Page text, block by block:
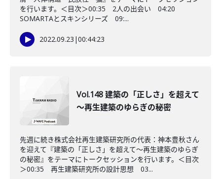
を行います。＜目次＞00:35 2人の出会い 04:20
SOMARTAとスキンシリーズ 09:...
2022.09.23 |00:44:23
Vol.148 建築の「正しさ」を超えて
～再生建築のゆらぎの秘密
先週に続き株式会社再生建築研究所の代表：神本豊秋さん
を迎えて『建築の「正しさ」を超えて～再生建築のゆらぎ
の秘密』をテーマにトークセッションを行います。＜目次
＞00:35 再生建築研究所の設計思想 03...